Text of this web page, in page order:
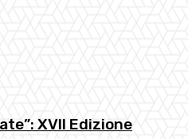
XVII Edizione